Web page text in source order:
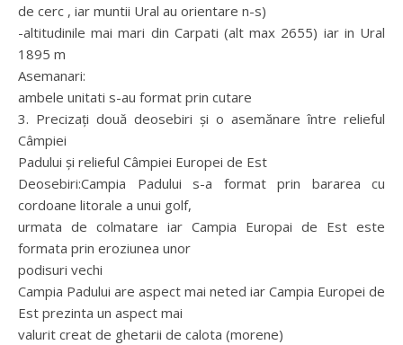
de cerc , iar muntii Ural au orientare n-s)
-altitudinile mai mari din Carpati (alt max 2655) iar in Ural
1895 m
Asemanari:
ambele unitati s-au format prin cutare
3. Precizaţi două deosebiri şi o asemănare între relieful
Câmpiei
Padului şi relieful Câmpiei Europei de Est
Deosebiri:Campia Padului s-a format prin bararea cu
cordoane litorale a unui golf,
urmata de colmatare iar Campia Europai de Est este
formata prin eroziunea unor
podisuri vechi
Campia Padului are aspect mai neted iar Campia Europei de
Est prezinta un aspect mai
valurit creat de ghetarii de calota (morene)